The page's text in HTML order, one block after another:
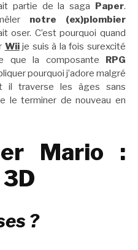
partie de la saga Paper.
notre (ex)plombier
oser. C’est pourquoi quand
Wiije suis à la fois surexcité
que la composante RPG
pourquoi j’adore malgré
il traverse les âges sans
le terminer de nouveau en
Mario :
?